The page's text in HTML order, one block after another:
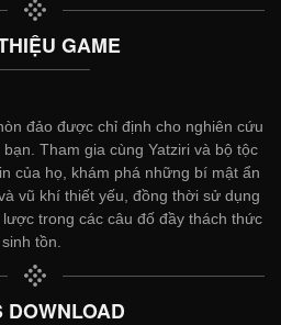
GAME
đảo được chỉ định cho nghiên cứu
Tham gia cùng Yatziri và bộ tộc
của họ, khám phá những bí mật ẩn
vũ khí thiết yếu, đồng thời sử dụng
trong các câu đố đầy thách thức
tồn.
DOWNLOAD